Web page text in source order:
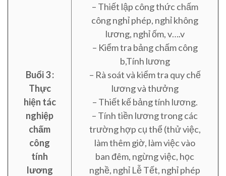
Buổi 3 :
Thực
hiện tác
nghiệp
chấm
công
tính
lương
– Thiết lập công thức chấm
công nghỉ phép, nghỉ không
lương, nghỉ ốm, v….v
– Kiểm tra bảng chấm công
b,Tính lương
– Rà soát và kiểm tra quy chế
lương và thưởng
– Thiết kế bảng tính lương.
– Tính tiền lương trong các
trường hợp cụ thể (thử việc,
làm thêm giờ, làm việc vào
ban đêm, ngừng việc, học
nghề, nghỉ Lễ Tết, nghỉ phép